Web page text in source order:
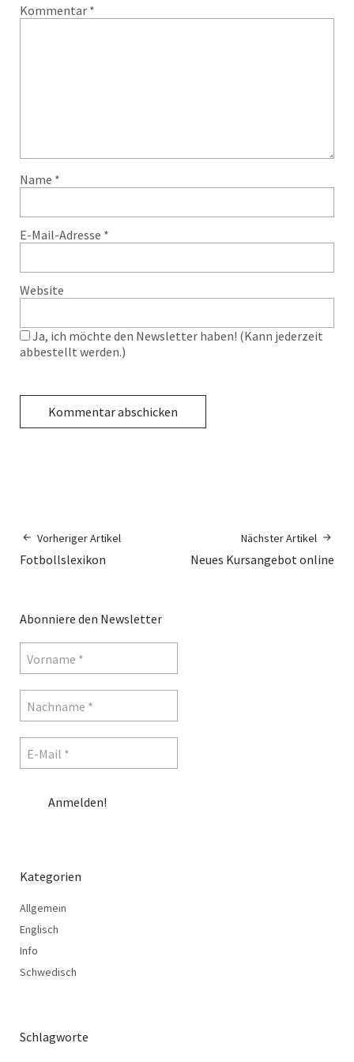
Kommentar *
Name *
E-Mail-Adresse *
Website
Ja, ich möchte den Newsletter haben! (Kann jederzeit
abbestellt werden.)
Vorheriger Artikel
Fotbollslexikon
Nächster Artikel
Neues Kursangebot online
Abonniere den Newsletter
Kategorien
Allgemein
Englisch
Info
Schwedisch
Schlagworte